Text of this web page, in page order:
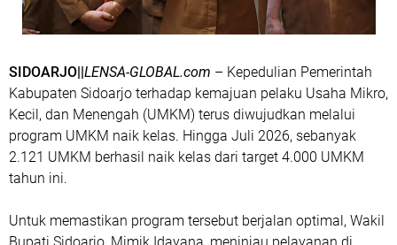
SIDOARJO||LENSA-GLOBAL.com – Kepedulian Pemerintah
Kabupaten Sidoarjo terhadap kemajuan pelaku Usaha Mikro,
Kecil, dan Menengah (UMKM) terus diwujudkan melalui
program UMKM naik kelas. Hingga Juli 2026, sebanyak
2.121 UMKM berhasil naik kelas dari target 4.000 UMKM
tahun ini.
Untuk memastikan program tersebut berjalan optimal, Wakil